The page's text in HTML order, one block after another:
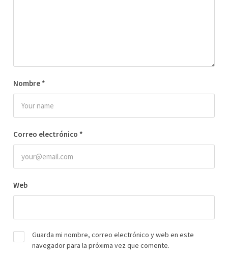
Nombre *
Correo electrónico *
Web
Guarda mi nombre, correo electrónico y web en este
navegador para la próxima vez que comente.